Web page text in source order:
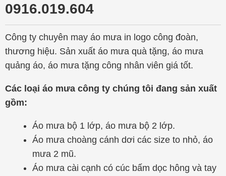
0916.019.604
Công ty chuyên may áo mưa in logo công đoàn,
thương hiệu. Sản xuất áo mưa quà tặng, áo mưa
quảng áo, áo mưa tặng công nhân viên giá tốt.
Các loại áo mưa công ty chúng tôi đang sản xuất
gồm:
Áo mưa bộ 1 lớp, áo mưa bộ 2 lớp.
Áo mưa choàng cánh dơi các size to nhỏ, áo
mưa 2 mũ.
Áo mưa cài cạnh có cúc bấm dọc hông và tay